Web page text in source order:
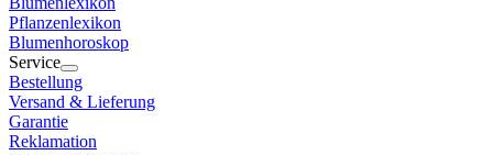
Pflanzenlexikon
Blumenhoroskop
Service
Bestellung
Versand & Lieferung
Garantie
Reklamation